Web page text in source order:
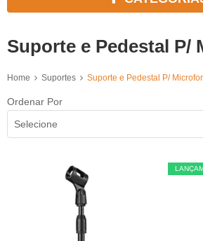
Suporte e Pedestal P/
Home Suportes Suporte e Pedestal P/
Ordenar Por
Selecione